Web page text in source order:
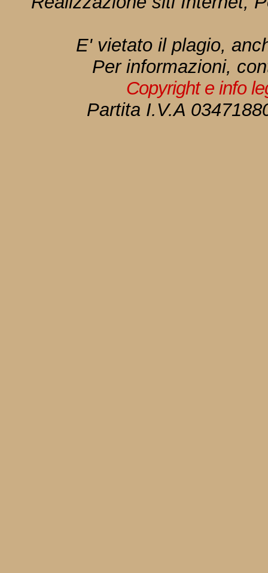
E' vietato il plagio,
Per informazioni,
Copyright e info
Partita I.V.A